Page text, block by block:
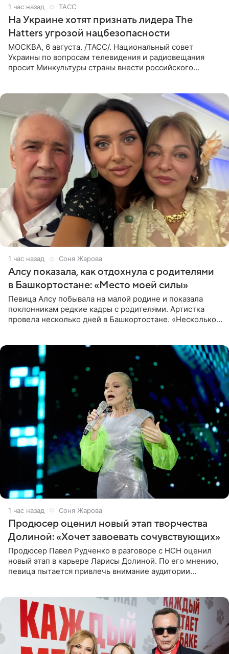
1 час назад ТАСС
На Украине хотят признать лидера The
Hatters угрозой нацбезопасности
МОСКВА, 6 августа. /ТАСС/. Национальный совет
Украины по вопросам телевидения и радиовещания
просит Минкультуры страны внести российского
1 час назад Соня Жарова
Алсу показала, как отдохнула с родителями
в Башкортостане: «Место моей силы»
Певица Алсу побывала на малой родине и показала
поклонникам редкие кадры с родителями. Артистка
провела несколько дней в Башкортостане. «Несколько
1 час назад Соня Жарова
Продюсер оценил новый этап творчества
Долиной: «Хочет завоевать сочувствующих»
Продюсер Павел Рудченко в разговоре с НСН оценил
новый этап в карьере Ларисы Долиной. По его мнению,
певица пытается привлечь внимание аудитории